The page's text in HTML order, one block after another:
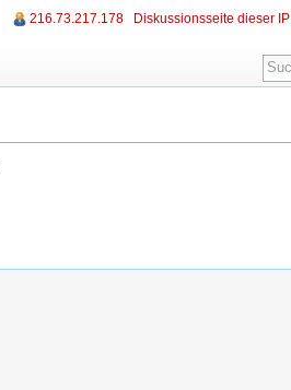
216.73.217.178 Diskussionsseite dieser IP